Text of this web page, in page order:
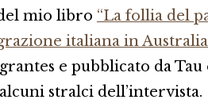
mio libro “La follia del
italiana in
e pubblicato da Tau
stralci dell’intervista.